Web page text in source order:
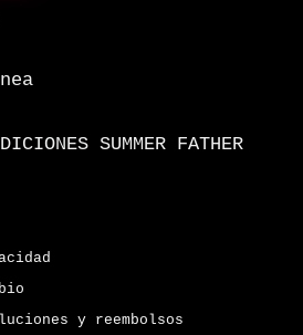
SUMMER FATHER
y reembolsos